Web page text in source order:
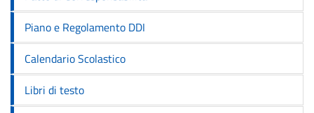
Piano e Regolamento DDI
Calendario Scolastico
Libri di testo